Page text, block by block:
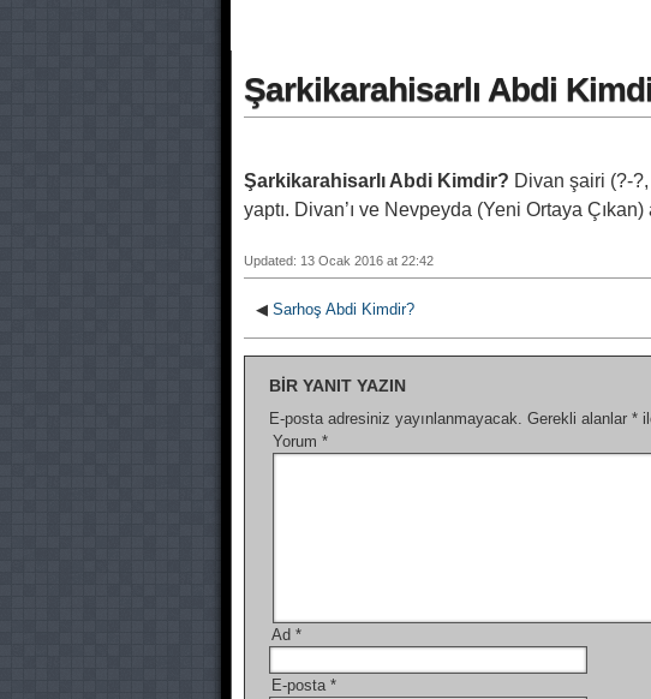
Şarkikarahisarlı Abdi
Şarkikarahisarlı Abdi Kimdir? Divan şairi (?-
yaptı. Divan’ı ve Nevpeyda (Yeni Ortaya Çıkan)
Updated: 13 Ocak 2016 at 22:42
◀ Sarhoş Abdi Kimdir?
BIR YANIT YAZIN
E-posta adresiniz yayınlanmayacak. Gerekli alanlar *
Yorum *
Ad *
E-posta *